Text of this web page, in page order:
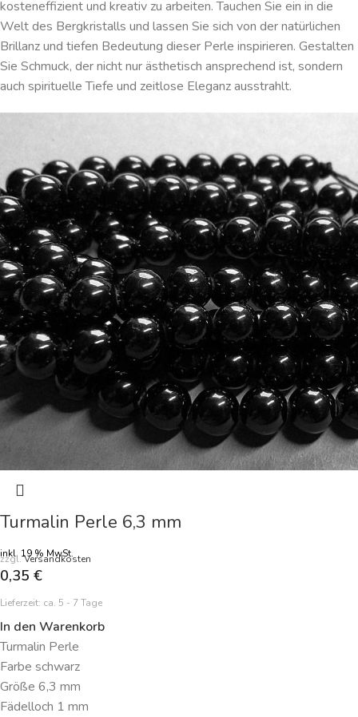
kosteneffizient und kreativ zu arbeiten. Tauchen Sie ein in die
Welt des Bergkristalls und lassen Sie sich von der natürlichen
Brillanz und tiefen Bedeutung dieser Perle inspirieren. Gestalten
Sie Schmuck, der nicht nur ästhetisch ansprechend ist, sondern
auch spirituelle Tiefe und zeitlose Eleganz ausstrahlt.
Turmalin Perle 6,3 mm
inkl. 19 % MwSt.
zzgl.Versandkosten
0,35 €
Lieferzeit: ca. 5 - 7 Tage
In den Warenkorb
Turmalin Perle
Farbe schwarz
Größe 6,3 mm
Fädelloch 1 mm